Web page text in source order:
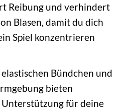
Reibung und verhindert
Blasen, damit du dich
Spiel konzentrieren
Bündchen und
bieten
für deine